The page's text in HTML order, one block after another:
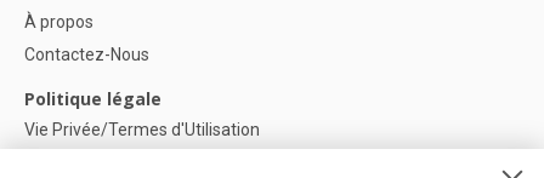
À propos
Contactez-Nous
Politique légale
Vie Privée/Termes d'Utilisation